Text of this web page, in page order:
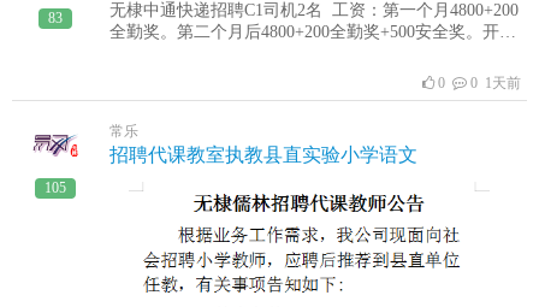
83
无棣中通快递招聘C1司机2名 工资：第一个月4800+200
全勤奖。第二个月后4800+200全勤奖+500安全奖。开
拉货。工作地点：山东省滨州市无棣县棣州智汇物流园
联系电话19154307588
0 0 1天前
105
常乐
招聘代课教室执教县直实验小学语文